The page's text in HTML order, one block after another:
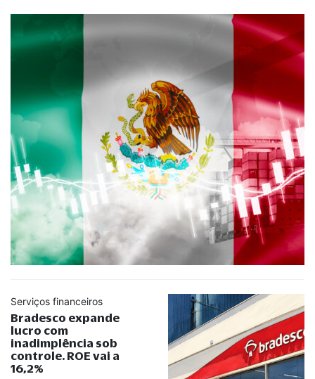
Serviços financeiros
Bradesco expande
lucro com
inadimplência sob
controle. ROE vai a
16,2%